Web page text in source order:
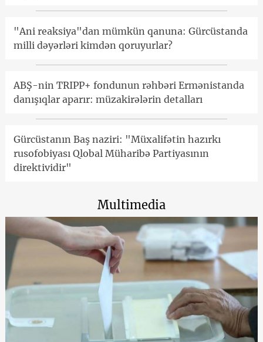
"Ani reaksiya"dan mümkün qanuna: Gürcüstanda
milli dəyərləri kimdən qoruyurlar?
ABŞ-nin TRIPP+ fondunun rəhbəri Ermənistanda
danışıqlar aparır: müzakirələrin detalları
Gürcüstanın Baş naziri: "Müxalifətin hazırkı
rusofobiyası Qlobal Müharibə Partiyasının
direktividir"
Multimedia